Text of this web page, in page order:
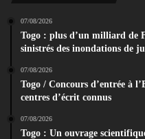
07/08/2026
Togo : plus d’un milliard de
sinistrés des inondations de
07/08/2026
Togo / Concours d’entrée à
centres d’écrit connus
07/08/2026
Togo : Un ouvrage